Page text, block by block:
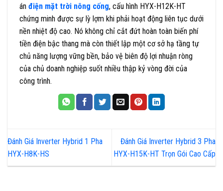
án điện mặt trời nông cống, cấu hình HYX-H12K-HT
chứng minh được sự lỳ lợm khi phải hoạt động liên tục dưới
nền nhiệt độ cao. Nó không chỉ cắt đứt hoàn toàn biến phí
tiền điện bậc thang mà còn thiết lập một cơ sở hạ tầng tự
chủ năng lượng vững bền, bảo vệ biên độ lợi nhuận ròng
của chủ doanh nghiệp suốt nhiều thập kỷ vòng đời của
công trình.
Đánh Giá Inverter Hybrid 1 Pha
HYX-H8K-HS
Đánh Giá Inverter Hybrid 3 Pha
HYX-H15K-HT Trọn Gói Cao Cấp